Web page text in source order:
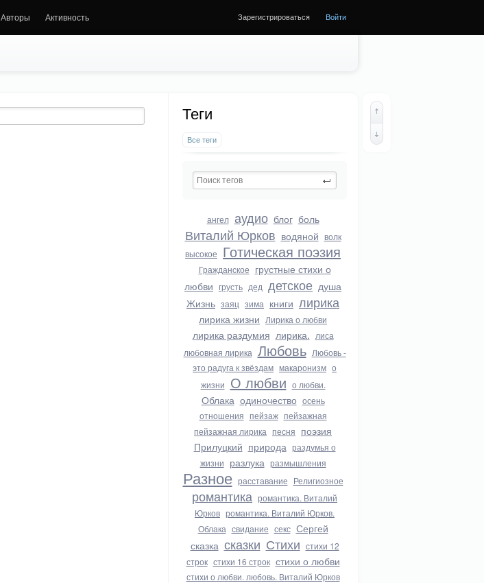
Авторы Активность Зарегистрироваться Войти
Теги
Все теги
ангел аудио блог боль
Виталий Юрков водяной волк
высокое Готическая поэзия
Гражданское грустные стихи о
любви грусть дед детское душа
Жизнь заяц зима книги лирика
лирика жизни Лирика о любви
лирика раздумия лирика. лиса
любовная лирика Любовь Любовь -
это радуга к звёздам макаронизм о
жизни О любви о любви.
Облака одиночество осень
отношения пейзаж пейзажная
пейзажная лирика песня поэзия
Прилуцкий природа раздумья о
жизни разлука размышления
Разное расставание Религиозное
романтика романтика. Виталий
Юрков романтика. Виталий Юрков.
Облака свидание секс Сергей
сказка сказки Стихи стихи 12
строк стихи 16 строк стихи о любви
стихи о любви. любовь. Виталий Юрков